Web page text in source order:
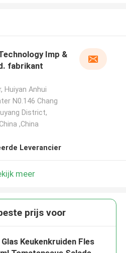
Imp &
fabrikant
Huiyan Anhui
N0.146 Chang
District,
,China
Leverancier
meer
prijs voor
Keukenkruiden Fles